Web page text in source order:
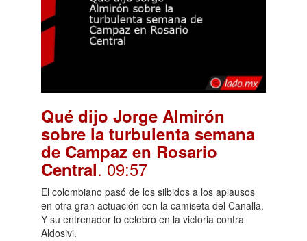
Qué dijo Jorge Almirón
sobre la turbulenta semana
de Campaz en Rosario
Central. 09:57
El colombiano pasó de los silbidos a los aplausos
en otra gran actuación con la camiseta del Canalla.
Y su entrenador lo celebró en la victoria contra
Aldosivi.